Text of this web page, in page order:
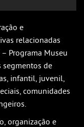
e
relacionadas
Programa Museu
segmentos de
infantil, juvenil,
comunidades
organização e